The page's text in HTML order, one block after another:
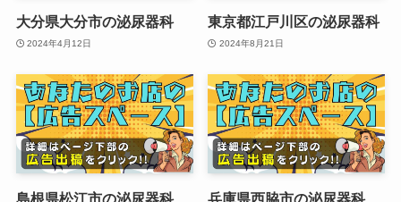
大分県大分市の泌尿器科
2024年4月12日
東京都江戸川区の泌尿器科
2024年8月21日
島根県松江市の泌尿器科 兵庫県西脇市の泌尿器科